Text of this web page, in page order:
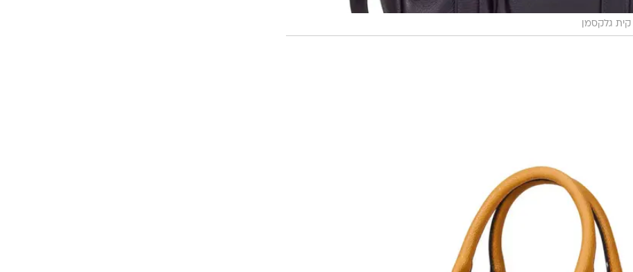
קית גלקסמן